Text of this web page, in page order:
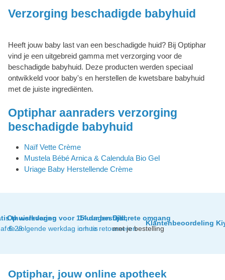
Verzorging beschadigde babyhuid
Heeft jouw baby last van een beschadigde huid? Bij Optiphar
vind je een uitgebreid gamma met verzorging voor de
beschadigde babyhuid. Deze producten werden speciaal
ontwikkeld voor baby's en herstellen de kwetsbare babyhuid
met de juiste ingrediënten.
Optiphar aanraders verzorging
beschadigde babyhuid
Naïf Vette Crème
Mustela Bébé Arnica & Calendula Bio Gel
Uriage Baby Herstellende Crème
thuislevering
€ 29
Op werkdagen voor 15 uur besteld,
de volgende werkdag in huis
14 dagen tijd
om te retourneren
Discrete omgang
met je bestelling
Klantenbeoordeling
Optiphar, jouw online apotheek